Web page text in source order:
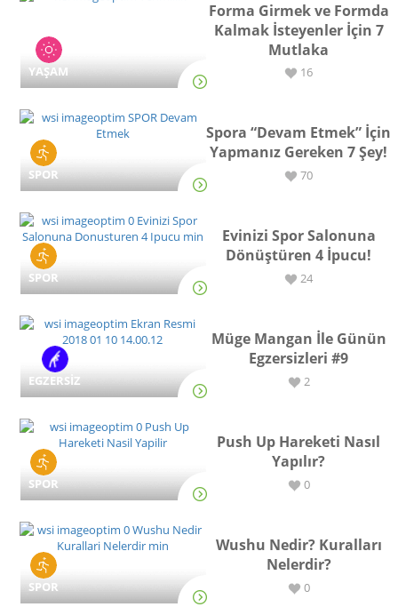
YAŞAM
Forma Girmek ve Formda
Kalmak İsteyenler İçin 7
Mutlaka
16
SPOR
Spora “Devam Etmek” İçin
Yapmanız Gereken 7 Şey!
70
SPOR
Evinizi Spor Salonuna
Dönüştüren 4 İpucu!
24
EGZERSİZ
Müge Mangan İle Günün
Egzersizleri #9
2
SPOR
Push Up Hareketi Nasıl
Yapılır?
0
SPOR
Wushu Nedir? Kuralları
Nelerdir?
0